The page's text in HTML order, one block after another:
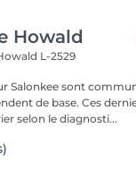
Howald
L-2529
Salonkee sont
de base. Ces
selon le diagnosti...